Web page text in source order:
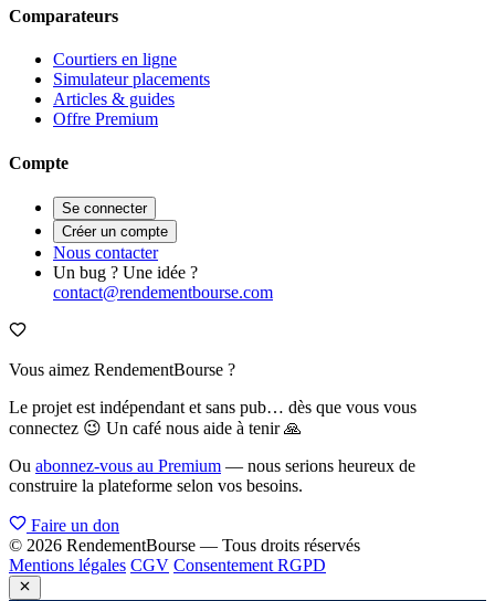
Comparateurs
Courtiers en ligne
Simulateur placements
Articles & guides
Offre Premium
Compte
Se connecter
Créer un compte
Nous contacter
Un bug ? Une idée ?
contact@rendementbourse.com
Vous aimez RendementBourse ?
Le projet est indépendant et sans pub… dès que vous vous
connectez 😉 Un café nous aide à tenir 🙏
Ou abonnez-vous au Premium — nous serions heureux de
construire la plateforme selon vos besoins.
Faire un don
© 2026 RendementBourse — Tous droits réservés
Mentions légales CGV Consentement RGPD